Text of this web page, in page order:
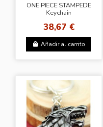
ONE PIECE STAMPEDE
Keychain
38,67 €
Añadir al carrito